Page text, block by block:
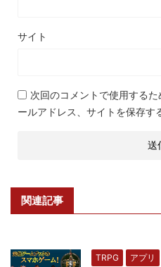
サイト
次回のコメントで使用する
ールアドレス、サイトを保存す
関連記事
TRPG アプリ